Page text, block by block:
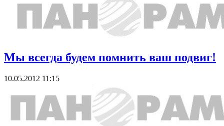
Мы всегда будем помнить ваш подвиг!
10.05.2012 11:15